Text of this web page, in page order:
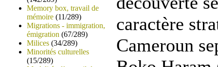
Memory box, travail de
mémoire (11/289)
Migrations - immigration,
émigration (67/289)
Milices (34/289)
Minorités culturelles
(15/289)
caractère
Cameroun